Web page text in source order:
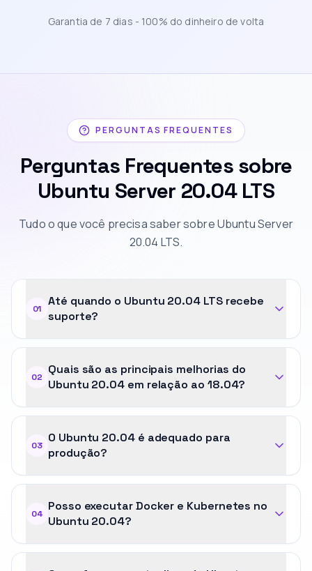
Garantia de 7 dias - 100% do dinheiro de volta
PERGUNTAS FREQUENTES
Perguntas Frequentes sobre
Ubuntu Server 20.04 LTS
Tudo o que você precisa saber sobre Ubuntu Server
20.04 LTS.
01
Até quando o Ubuntu 20.04 LTS recebe
suporte?
02
Quais são as principais melhorias do
Ubuntu 20.04 em relação ao 18.04?
03
O Ubuntu 20.04 é adequado para
produção?
04
Posso executar Docker e Kubernetes no
Ubuntu 20.04?